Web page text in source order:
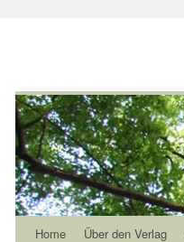
Home Über den Verlag